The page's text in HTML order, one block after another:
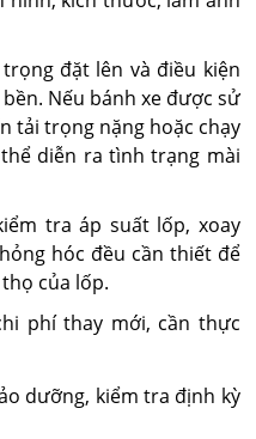
đặt lên và điều kiện
Nếu bánh xe được sử
tải trọng nặng hoặc chạy
diễn ra tình trạng mài
tra áp suất lốp, xoay
hóc đều cần thiết để
của lốp.
phí thay mới, cần thực
dưỡng, kiểm tra định kỳ